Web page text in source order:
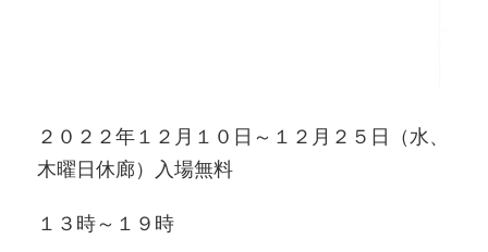
２０２２年１２月１０日～１２月２５日（水、
木曜日休廊）入場無料
１３時～１９時